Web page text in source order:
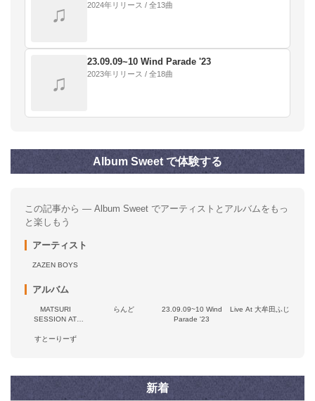
♫ 2024年リリース / 全13曲
♫
23.09.09~10 Wind Parade '23
2023年リリース / 全18曲
Album Sweet で体験する
この記事から — Album Sweet でアーティストとアルバムをもっ
と楽しもう
アーティスト
ZAZEN BOYS
アルバム
MATSURI
SESSION AT
らんど
23.09.09~10 Wind
Parade '23
Live At 大牟田ふじ
すとーりーず
新着